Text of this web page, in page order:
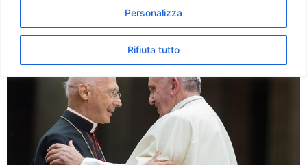
Personalizza
Rifiuta tutto